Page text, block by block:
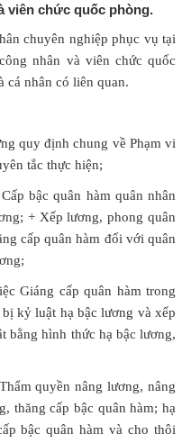
viên chức quốc phòng.
chuyên nghiệp phục vụ tại
nhân và viên chức quốc
cá nhân có liên quan.
quy định chung về Phạm vi
tắc thực hiện;
bậc quân hàm quân nhân
+ Xếp lương, phong quân
cấp quân hàm đối với quân
Giáng cấp quân hàm trong
kỷ luật hạ bậc lương và xếp
bằng hình thức hạ bậc lương,
quyền nâng lương, nâng
thăng cấp bậc quân hàm; hạ
bậc quân hàm và cho thôi